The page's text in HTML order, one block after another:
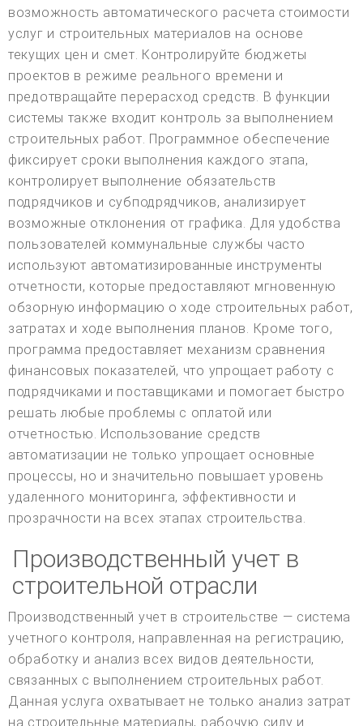
возможность автоматического расчета стоимости
услуг и строительных материалов на основе
текущих цен и смет. Контролируйте бюджеты
проектов в режиме реального времени и
предотвращайте перерасход средств. В функции
системы также входит контроль за выполнением
строительных работ. Программное обеспечение
фиксирует сроки выполнения каждого этапа,
контролирует выполнение обязательств
подрядчиков и субподрядчиков, анализирует
возможные отклонения от графика. Для удобства
пользователей коммунальные службы часто
используют автоматизированные инструменты
отчетности, которые предоставляют мгновенную
обзорную информацию о ходе строительных работ,
затратах и ходе выполнения планов. Кроме того,
программа предоставляет механизм сравнения
финансовых показателей, что упрощает работу с
подрядчиками и поставщиками и помогает быстро
решать любые проблемы с оплатой или
отчетностью. Использование средств
автоматизации не только упрощает основные
процессы, но и значительно повышает уровень
удаленного мониторинга, эффективности и
прозрачности на всех этапах строительства.
Производственный учет в
строительной отрасли
Производственный учет в строительстве — система
учетного контроля, направленная на регистрацию,
обработку и анализ всех видов деятельности,
связанных с выполнением строительных работ.
Данная услуга охватывает не только анализ затрат
на строительные материалы, рабочую силу и